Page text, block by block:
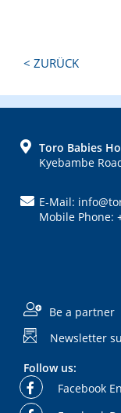
Next
< ZURÜCK
FOOTERToro Babies
Kyebambe
E-Mail:
Mobile Phone:
Be a partner
Newsletter
Follow us:
Facebook